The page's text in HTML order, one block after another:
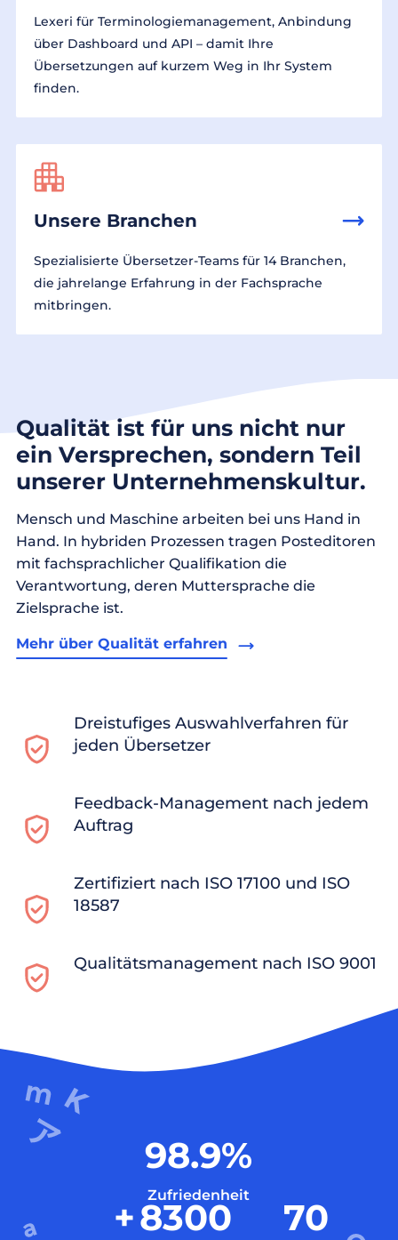
Lexeri für Terminologiemanagement, Anbindung
über Dashboard und API – damit Ihre
Übersetzungen auf kurzem Weg in Ihr System
finden.
Unsere Branchen
Spezialisierte Übersetzer-Teams für 14 Branchen,
die jahrelange Erfahrung in der Fachsprache
mitbringen.
Qualität ist für uns nicht nur
ein Versprechen, sondern Teil
unserer Unternehmenskultur.
Mensch und Maschine arbeiten bei uns Hand in
Hand. In hybriden Prozessen tragen Posteditoren
mit fachsprachlicher Qualifikation die
Verantwortung, deren Muttersprache die
Zielsprache ist.
Mehr über Qualität erfahren
Dreistufiges Auswahlverfahren für
jeden Übersetzer
Feedback-Management nach jedem
Auftrag
Zertifiziert nach ISO 17100 und ISO
18587
Qualitätsmanagement nach ISO 9001
98.9%
Zufriedenheit
+8300 70